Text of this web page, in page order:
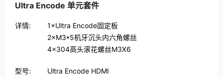
Ultra Encode 单元套件
详情:
1×Ultra Encode固定板
2×M3*5机牙沉头内六角螺丝
4×304高头滚花螺丝M3X6
型号:
Ultra Encode HDMI